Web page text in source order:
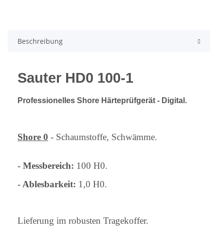
Beschreibung
Sauter HD0 100-1
Professionelles Shore Härteprüfgerät - Digital.
Shore 0 - Schaumstoffe, Schwämme.
- Messbereich: 100 H0.
- Ablesbarkeit: 1,0 H0.
Lieferung im robusten Tragekoffer.